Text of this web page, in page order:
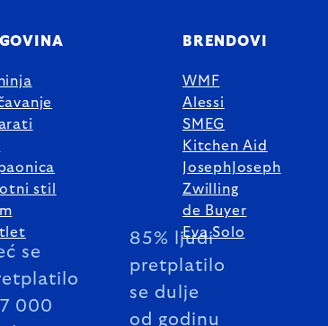
se
000
85% ljudi
pretplatilo
se dulje
od godinu
stil
BRENDOVI
WMF
Alessi
SMEG
Kitchen Aid
JosephJoseph
Zwilling
de Buyer
Eva Solo